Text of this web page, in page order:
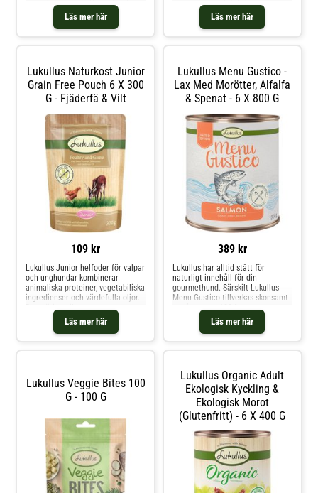
Läs mer här
gourmethund. De utvalda
ingredienserna kallpressas på ett
skonsamt sätt. På så sätt bevaras
Läs mer här
ingredienser och värdefulla oljor
säkerställer att din hund tillförs
alla näringsämnen - utan kemiska
Lukullus Naturkost Junior
Grain Free Pouch 6 X 300
G - Fjäderfä & Vilt
109 kr
Läs mer här
Lukullus Junior helfoder för valpar
och unghundar kombinerar
animaliska proteiner, vegetabiliska
ingredienser och värdefulla oljor.
Den näringsrika
sammansättningen bidrar till att
din unghund får i sig alla
näringsämnen – helt utan kemiska
Lukullus Menu Gustico -
Lax Med Morötter, Alfalfa
& Spenat - 6 X 800 G
389 kr
Läs mer här
Lukullus har alltid stått för
naturligt innehåll för din
gourmethund. Särskilt Lukullus
Menu Gustico tillverkas skonsamt
av råvaror av 100 %
livsmedelskvalitet i en
niederbayersk fabrik. Detta
våtfoder, som är rikt på
Lukullus Veggie Bites 100
G - 100 G
Lukullus Organic Adult
Ekologisk Kyckling &
Ekologisk Morot
(glutenfritt) - 6 X 400 G